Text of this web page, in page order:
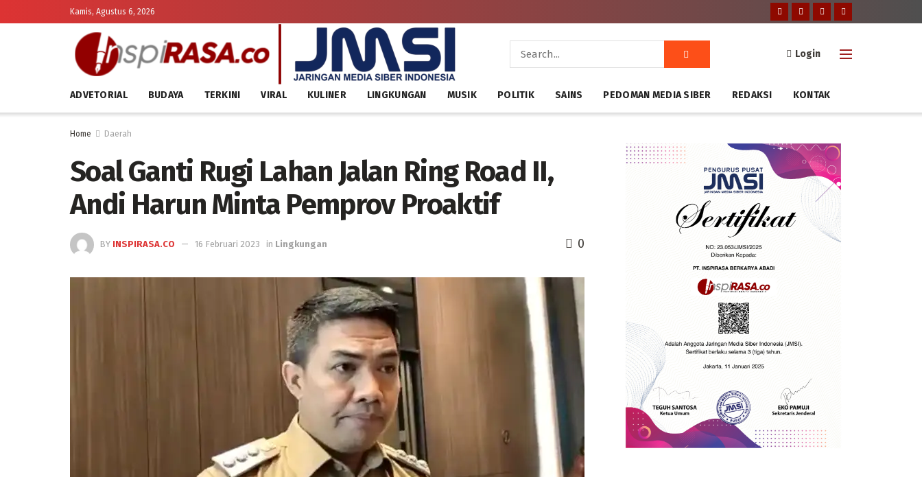
Kamis, Agustus 6, 2026
Login
ADVETORIAL BUDAYA TERKINI VIRAL KULINER LINGKUNGAN MUSIK POLITIK SAINS PEDOMAN MEDIA SIBER REDAKSI KONTAK
Home Daerah
Soal Ganti Rugi Lahan Jalan Ring Road II,
Andi Harun Minta Pemprov Proaktif
BY INSPIRASA.CO 16 Februari 2023 in Lingkungan 0